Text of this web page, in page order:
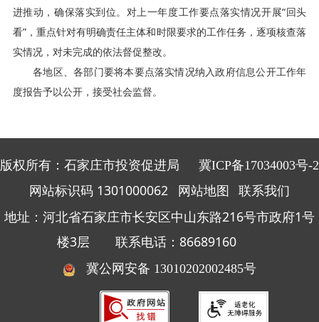
进推动，确保落实到位。对上一年度工作要点落实情况开展“回头
看”，重点针对有明确责任主体和时限要求的工作任务，逐项核查落
实情况，对未完成的依法督促整改。
各地区、各部门要将本要点落实情况纳入政府信息公开工作年
度报告予以公开，接受社会监督。
版权所有：石家庄市投资促进局 冀ICP备17034003号-2
网站标识码 1301000062 网站地图 联系我们
地址：河北省石家庄市长安区中山东路216号市政府1号
楼3层 联系电话：86689160
冀公网安备 13010202002485号